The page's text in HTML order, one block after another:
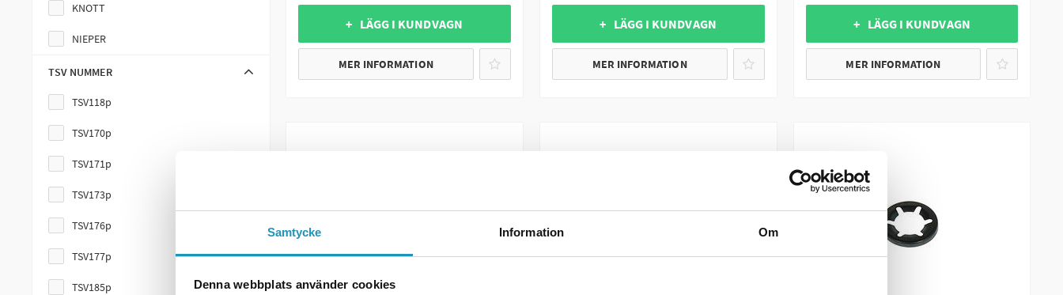
Samtycke Information Om
Denna webbplats använder cookies
KNOTT
NIEPER
PEITZ
SCHLEGL
WAP
TSV NUMMER
TSV118p
TSV170p
TSV171p
TSV173p
TSV176p
TSV177p
TSV185p
+ LÄGG I KUNDVAGN
MER INFORMATION
+ LÄGG I KUNDVAGN
MER INFORMATION
+ LÄGG I KUNDVAGN
MER INFORMATION